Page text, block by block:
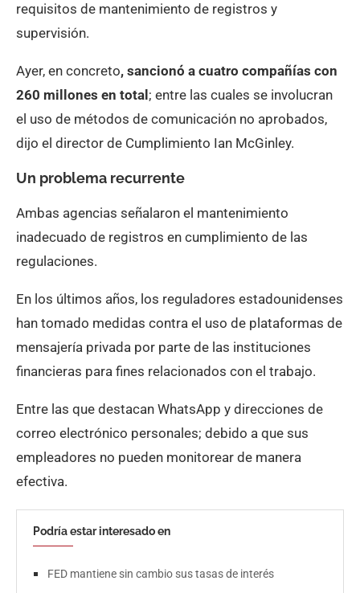
requisitos de mantenimiento de registros y
supervisión.
Ayer, en concreto, sancionó a cuatro compañías con
260 millones en total ; entre las cuales se involucran
el uso de métodos de comunicación no aprobados,
dijo el director de Cumplimiento Ian McGinley.
Un problema recurrente
Ambas agencias señalaron el mantenimiento
inadecuado de registros en cumplimiento de las
regulaciones.
En los últimos años, los reguladores estadounidenses
han tomado medidas contra el uso de plataformas de
mensajería privada por parte de las instituciones
financieras para fines relacionados con el trabajo.
Entre las que destacan WhatsApp y direcciones de
correo electrónico personales; debido a que sus
empleadores no pueden monitorear de manera
efectiva.
Podría estar interesado en
FED mantiene sin cambio sus tasas de interés